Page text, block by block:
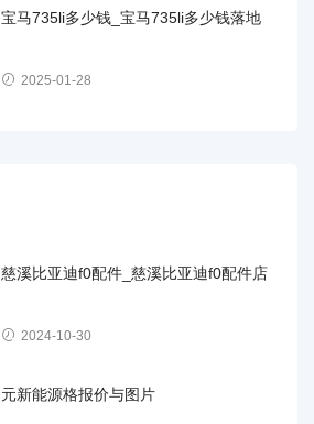
宝马735li多少钱_宝马735li多少钱落地
2025-01-28
慈溪比亚迪f0配件_慈溪比亚迪f0配件店
2024-10-30
元新能源格报价与图片